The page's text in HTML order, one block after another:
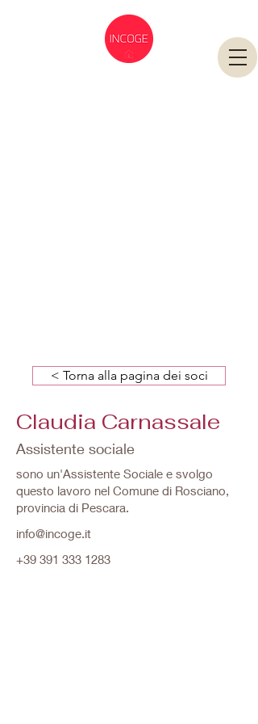
< Torna alla pagina dei soci
Claudia Carnassale
Assistente sociale
sono un'Assistente Sociale e svolgo
questo lavoro nel Comune di Rosciano,
provincia di Pescara.
info@incoge.it
+39 391 333 1283